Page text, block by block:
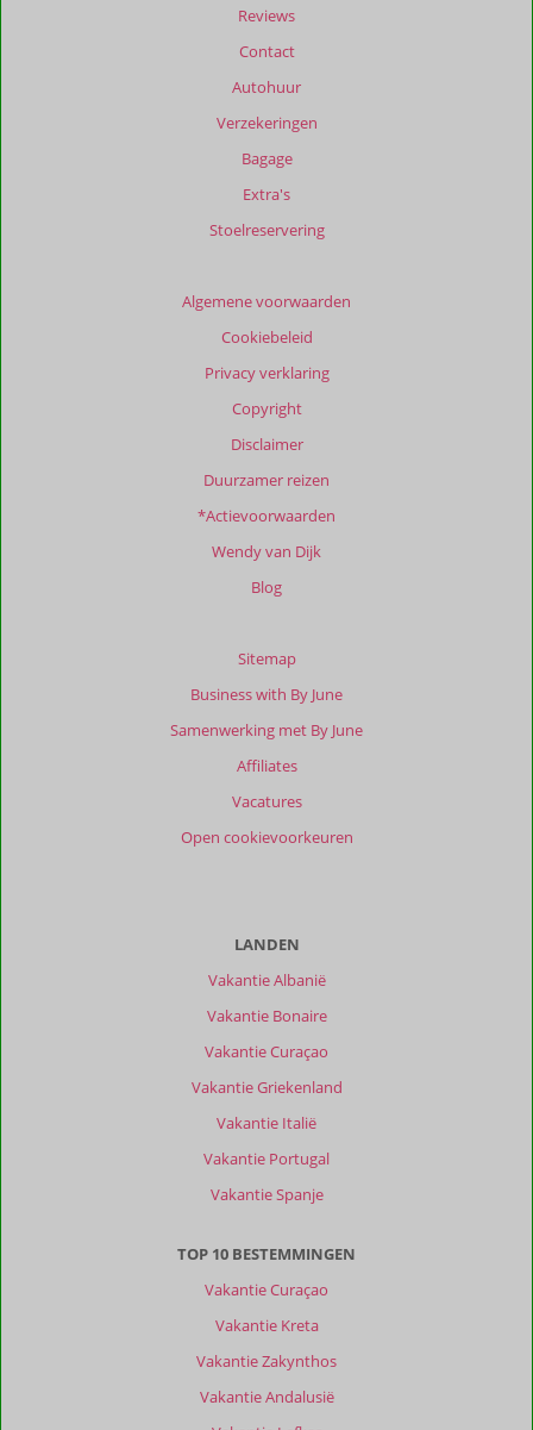
Reviews
Contact
Autohuur
Verzekeringen
Bagage
Extra's
Stoelreservering
Algemene voorwaarden
Cookiebeleid
Privacy verklaring
Copyright
Disclaimer
Duurzamer reizen
*Actievoorwaarden
Wendy van Dijk
Blog
Sitemap
Business with By June
Samenwerking met By June
Affiliates
Vacatures
Open cookievoorkeuren
LANDEN
Vakantie Albanië
Vakantie Bonaire
Vakantie Curaçao
Vakantie Griekenland
Vakantie Italië
Vakantie Portugal
Vakantie Spanje
TOP 10 BESTEMMINGEN
Vakantie Curaçao
Vakantie Kreta
Vakantie Zakynthos
Vakantie Andalusië